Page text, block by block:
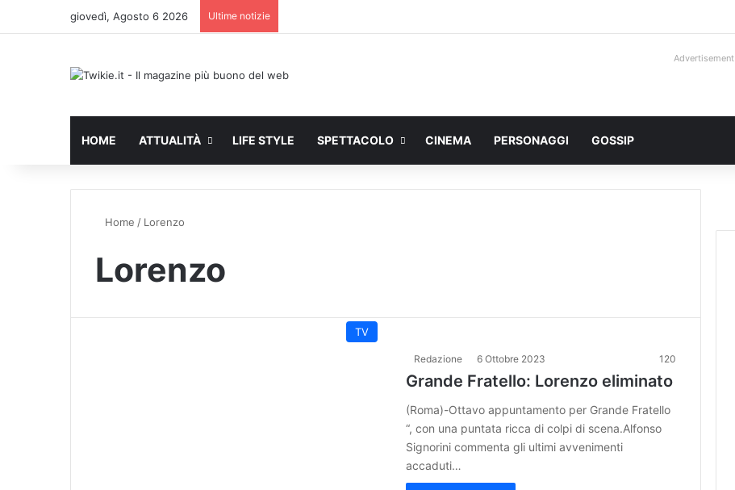
giovedì, Agosto 6 2026 Ultime notizie
Advertisement
HOME ATTUALITÀ LIFE STYLE SPETTACOLO CINEMA PERSONAGGI GOSSIP
Home / Lorenzo
Lorenzo
TV
Redazione 6 Ottobre 2023 120
Grande Fratello: Lorenzo eliminato
(Roma)-Ottavo appuntamento per Grande Fratello
“, con una puntata ricca di colpi di scena.Alfonso
Signorini commenta gli ultimi avvenimenti
accaduti…